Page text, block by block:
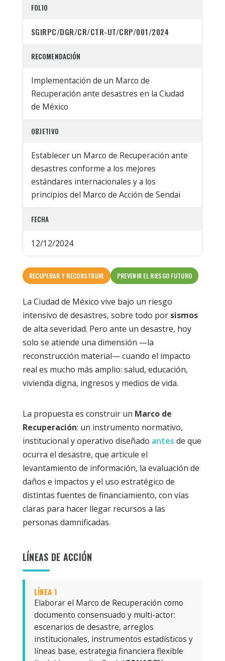
FOLIO
SGIRPC/DGR/CR/CTR-UT/CRP/001/2024
RECOMENDACIÓN
Implementación de un Marco de
Recuperación ante desastres en la Ciudad
de México
OBJETIVO
Establecer un Marco de Recuperación ante
desastres conforme a los mejores
estándares internacionales y a los
principios del Marco de Acción de Sendai
FECHA
12/12/2024
RECUPERAR Y RECONSTRUIR PREVENIR EL RIESGO FUTURO
La Ciudad de México vive bajo un riesgo
intensivo de desastres, sobre todo por sismos
de alta severidad. Pero ante un desastre, hoy
solo se atiende una dimensión —la
reconstrucción material— cuando el impacto
real es mucho más amplio: salud, educación,
vivienda digna, ingresos y medios de vida.
La propuesta es construir un Marco de
Recuperación: un instrumento normativo,
institucional y operativo diseñado antes de que
ocurra el desastre, que articule el
levantamiento de información, la evaluación de
daños e impactos y el uso estratégico de
distintas fuentes de financiamiento, con vías
claras para hacer llegar recursos a las
personas damnificadas.
LÍNEAS DE ACCIÓN
LÍNEA 1
Elaborar el Marco de Recuperación como
documento consensuado y multi-actor:
escenarios de desastre, arreglos
institucionales, instrumentos estadísticos y
líneas base, estrategia financiera flexible